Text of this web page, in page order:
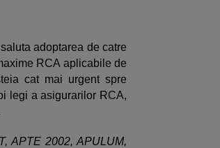
adoptarea de catre
RCA aplicabile de
cat mai urgent spre
legi a asigurarilor RCA,
APTE 2002, APULUM,